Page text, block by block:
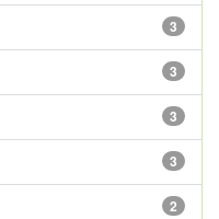
3
3
3
3
2